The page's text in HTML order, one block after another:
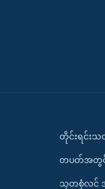
တိုင်းရင်းသ
တပတ်အတွင်
သုတစုံလင်